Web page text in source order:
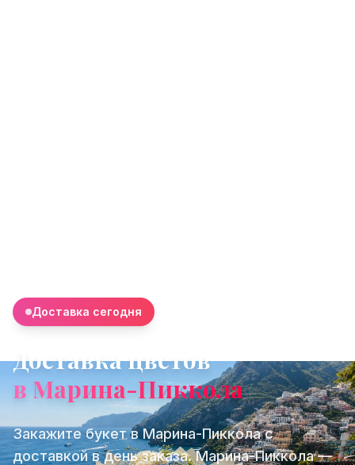
Доставка сегодня
Доставка цветов
в Марина-Пиккола
Закажите букет в Марина-Пиккола с
доставкой в день заказа. Марина-Пиккола —